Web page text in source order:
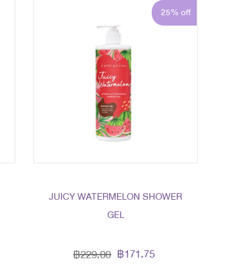
25% off
JUICY WATERMELON SHOWER
GEL
฿171.75
฿229.00